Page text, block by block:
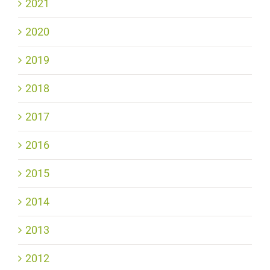
2021
2020
2019
2018
2017
2016
2015
2014
2013
2012